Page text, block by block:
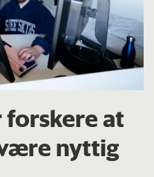
at
nyttig